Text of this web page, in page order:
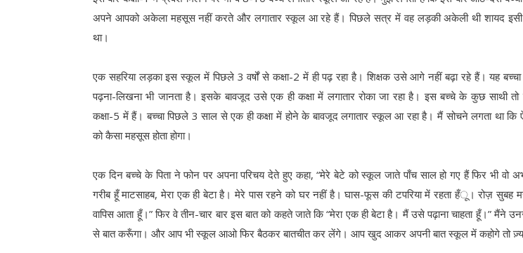
अपने आपको अकेला महसूस नहीं करते और लगातार स्कूल आ रहे हैं। पिछले सत्र में वह लड़की अकेली थी शायद
था।
एक सहरिया लड़का इस स्कूल में पिछले 3 वर्षों से कक्षा-2 में ही पढ़ रहा है। शिक्षक उसे आगे नहीं बढ़ा रहे हैं। यह
पढ़ना-लिखना भी जानता है। इसके बावजूद उसे एक ही कक्षा में लगातार रोका जा रहा है। इस बच्चे के कुछ
कक्षा-5 में हैं। बच्चा पिछले 3 साल से एक ही कक्षा में होने के बावजूद लगातार स्कूल आ रहा है। मैं सोचने लगता था कि
को कैसा महसूस होता होगा।
एक दिन बच्चे के पिता ने फोन पर अपना परिचय देते हुए कहा, “मेरे बेटे को स्कूल जाते पाँच साल हो गए हैं फिर भी वो
गरीब हूँ माटसाहब, मेरा एक ही बेटा है। मेरे पास रहने को घर नहीं है। घास-फूस की टपरिया में रहता हँू। रोज़ सुबह
वापिस आता हूँ।” फिर वे तीन-चार बार इस बात को कहते जाते कि “मेरा एक ही बेटा है। मैं उसे पढ़ाना चाहता हूँ।” मैंने
से बात करूँगा। और आप भी स्कूल आओ फिर बैठकर बातचीत कर लेंगे। आप खुद आकर अपनी बात स्कूल में कहोगे तो